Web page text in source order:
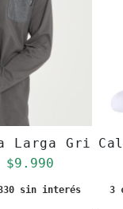
Larga Gris
Precio de
$9.990
sin interés 3